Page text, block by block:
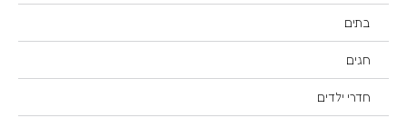
בתים
חגים
חדרי ילדים